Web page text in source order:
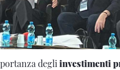
degli investimenti